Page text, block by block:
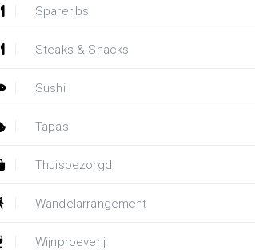
Spareribs
Steaks & Snacks
Sushi
Tapas
Thuisbezorgd
Wandelarrangement
Wijnproeverij